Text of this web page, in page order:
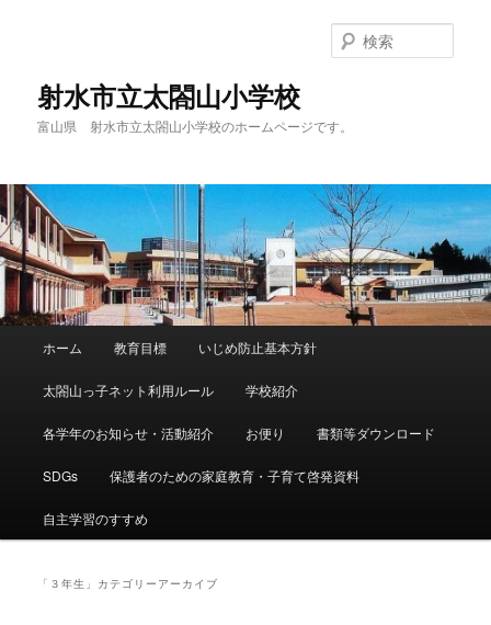
へ
移
動
移
動
射水市立太閤山小学校
富山県 射水市立太閤山小学校のホームページです。
索
ホーム 教育目標 いじめ防止基本方針
太閤山っ子ネット利用ルール 学校紹介
各学年のお知らせ・活動紹介 お便り 書類等ダウンロード
SDGs 保護者のための家庭教育・子育て啓発資料
自主学習のすすめ
「 ３年生 」カテゴリーアーカイブ